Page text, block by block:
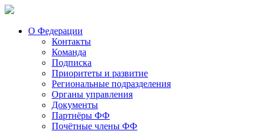
О Федерации
Контакты
Команда
Подписка
Приоритеты и развитие
Региональные подразделения
Органы управления
Документы
Партнёры ФФ
Почётные члены ФФ